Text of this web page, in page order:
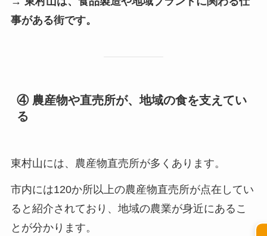
事がある街です。
④ 農産物や直売所が、地域の食を支えてい
る
東村山には、農産物直売所が多くあります。
市内には120か所以上の農産物直売所が点在してい
ると紹介されており、地域の農業が身近にあるこ
とが分かります。